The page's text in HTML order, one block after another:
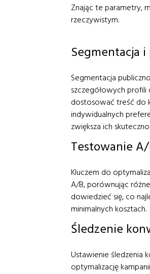
Znając te parametry,
rzeczywistym.
Segmentacja
Segmentacja
szczegółowych
dostosować treść do
indywidualnych
zwiększa ich
Testowanie
Kluczem do
A/B, porównując
dowiedzieć się, co
minimalnych kosztach.
Śledzenie
Ustawienie śledzenia
optymalizację